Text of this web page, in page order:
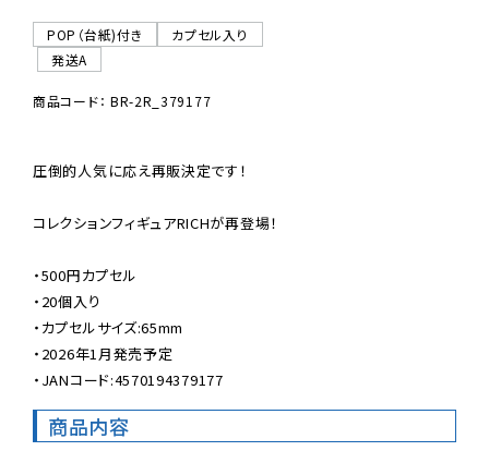
POP（台紙)付き
カプセル入り
発送A
商品コード： BR-2R_379177
圧倒的人気に応え再販決定です！
コレクションフィギュアRICHが再登場！
・500円カプセル
・20個入り
・カプセルサイズ:65mm
・2026年1月発売予定
・JANコード:4570194379177
商品内容